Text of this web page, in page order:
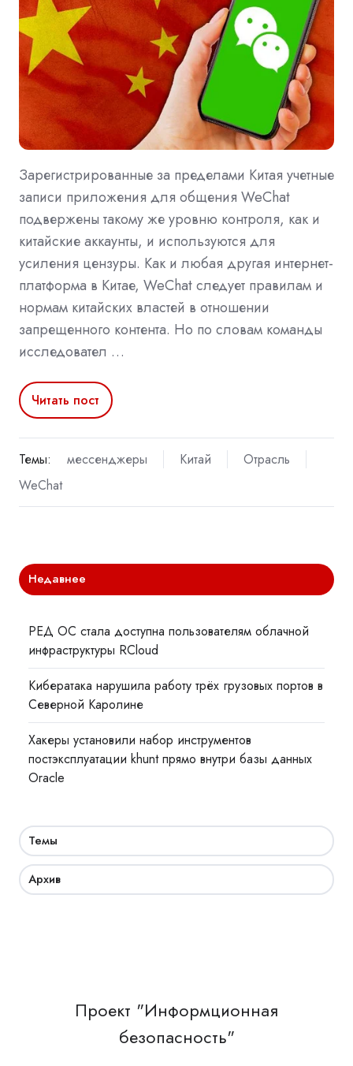
Зарегистрированные за пределами Китая учетные
записи приложения для общения WeChat
подвержены такому же уровню контроля, как и
китайские аккаунты, и используются для
усиления цензуры. Как и любая другая интернет-
платформа в Китае, WeChat следует правилам и
нормам китайских властей в отношении
запрещенного контента. Но по словам команды
исследовател …
Читать пост
Темы: мессенджеры Китай
Отрасль
WeChat
Недавнее
РЕД ОС стала доступна пользователям облачной
инфраструктуры RCloud
Кибератака нарушила работу трёх грузовых портов в
Северной Каролине
Хакеры установили набор инструментов
постэксплуатации khunt прямо внутри базы данных
Oracle
Темы
Архив
Проект "Информционная
безопасность"